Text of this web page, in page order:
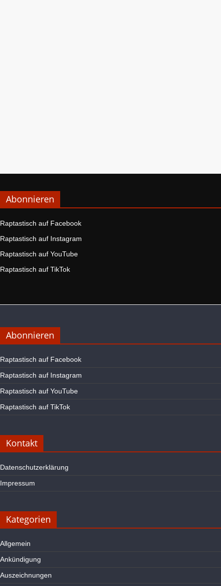
Abonnieren
Raptastisch auf Facebook
Raptastisch auf Instagram
Raptastisch auf YouTube
Raptastisch auf TikTok
Abonnieren
Raptastisch auf Facebook
Raptastisch auf Instagram
Raptastisch auf YouTube
Raptastisch auf TikTok
Kontakt
Datenschutzerklärung
Impressum
Kategorien
Allgemein
Ankündigung
Auszeichnungen